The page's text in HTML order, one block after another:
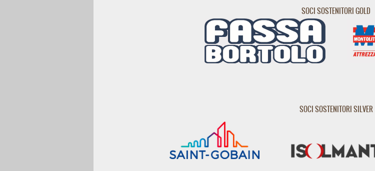
SOCI SOSTENITORI GOLD
SOCI SOSTENITORI SILVER